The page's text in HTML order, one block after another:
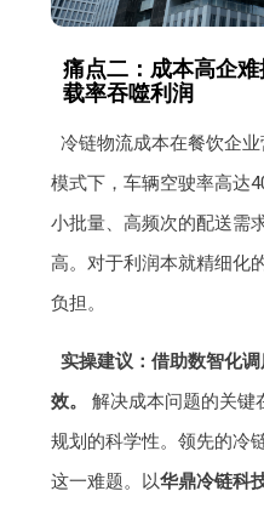
痛点二：成本高企
载率吞噬利润
冷链物流成本在餐饮企
模式下，车辆空驶率高达
小批量、高频次的配送需
高。对于利润本就精细化
负担。
实操建议：借助数智化
效。
解决成本问题的关键
规划的科学性。领先的冷
这一难题。以华鼎冷链科